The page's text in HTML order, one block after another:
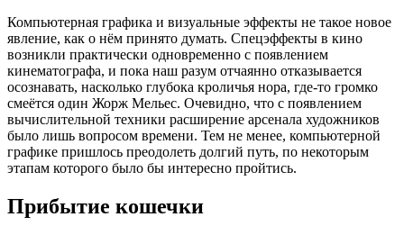
Компьютерная графика и визуальные эффекты не такое новое
явление, как о нём принято думать. Спецэффекты в кино
возникли практически одновременно с появлением
кинематографа, и пока наш разум отчаянно отказывается
осознавать, насколько глубока кроличья нора, где-то громко
смеётся один Жорж Мельес. Очевидно, что с появлением
вычислительной техники расширение арсенала художников
было лишь вопросом времени. Тем не менее, компьютерной
графике пришлось преодолеть долгий путь, по некоторым
этапам которого было бы интересно пройтись.
Прибытие кошечки